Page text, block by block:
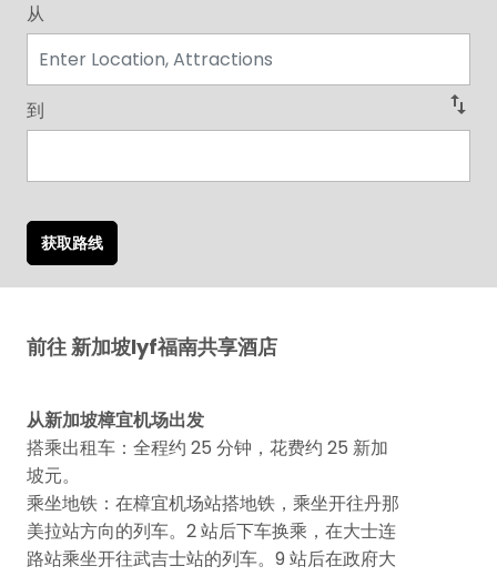
从
到 swap_vert
获取路线
前往 新加坡lyf福南共享酒店
从新加坡樟宜机场出发
搭乘出租车：全程约 25 分钟，花费约 25 新加
坡元。
乘坐地铁：在樟宜机场站搭地铁，乘坐开往丹那
美拉站方向的列车。2 站后下车换乘，在大士连
路站乘坐开往武吉士站的列车。9 站后在政府大